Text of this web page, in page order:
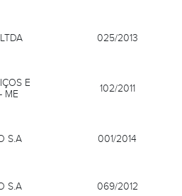
025/2013
E
ME
102/2011
S.A 001/2014
S.A 069/2012